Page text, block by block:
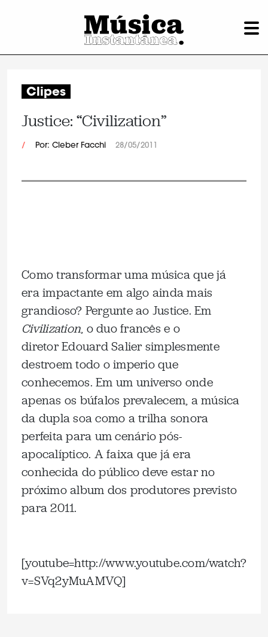
Clipes
Justice: “Civilization”
/ Por: Cleber Facchi 28/05/2011
Como transformar uma música que já
era impactante em algo ainda mais
grandioso? Pergunte ao Justice. Em
Civilization, o duo francês e o
diretor Edouard Salier simplesmente
destroem todo o imperio que
conhecemos. Em um universo onde
apenas os búfalos prevalecem, a música
da dupla soa como a trilha sonora
perfeita para um cenário pós-
apocalíptico. A faixa que já era
conhecida do público deve estar no
próximo album dos produtores previsto
para 2011.
[youtube=http://www.youtube.com/watch?
v=SVq2yMuAMVQ]